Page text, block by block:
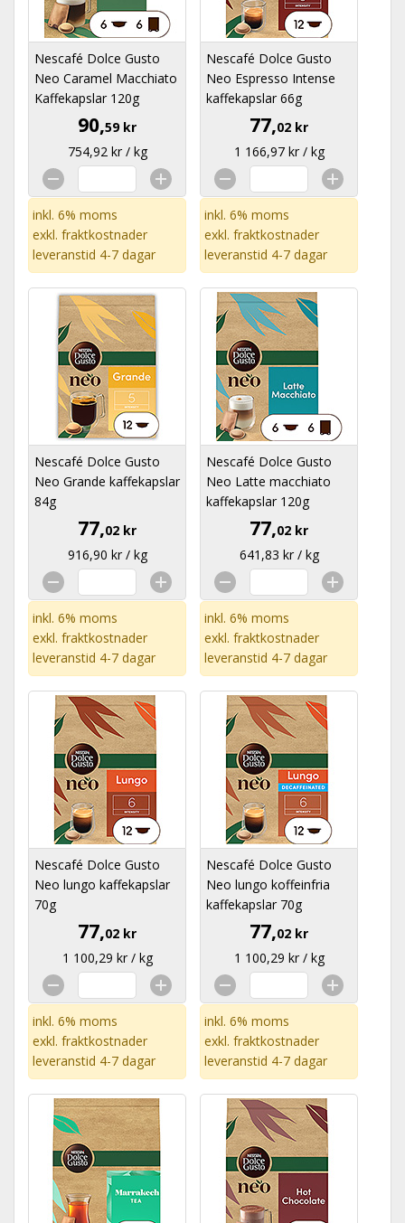
Nescafé Dolce Gusto
Neo Caramel Macchiato
Kaffekapslar 120g
90,59 kr
754,92 kr / kg
inkl. 6% moms
exkl. fraktkostnader
leveranstid 4-7 dagar
Nescafé Dolce Gusto
Neo Espresso Intense
kaffekapslar 66g
77,02 kr
1 166,97 kr / kg
inkl. 6% moms
exkl. fraktkostnader
leveranstid 4-7 dagar
Nescafé Dolce Gusto
Neo Grande kaffekapslar
84g
77,02 kr
916,90 kr / kg
inkl. 6% moms
exkl. fraktkostnader
leveranstid 4-7 dagar
Nescafé Dolce Gusto
Neo Latte macchiato
kaffekapslar 120g
77,02 kr
641,83 kr / kg
inkl. 6% moms
exkl. fraktkostnader
leveranstid 4-7 dagar
Nescafé Dolce Gusto
Neo lungo kaffekapslar
70g
77,02 kr
1 100,29 kr / kg
inkl. 6% moms
exkl. fraktkostnader
leveranstid 4-7 dagar
Nescafé Dolce Gusto
Neo lungo koffeinfria
kaffekapslar 70g
77,02 kr
1 100,29 kr / kg
inkl. 6% moms
exkl. fraktkostnader
leveranstid 4-7 dagar